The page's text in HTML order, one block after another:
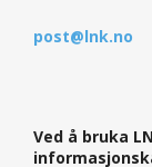
post@lnk.no
Ved å bruka